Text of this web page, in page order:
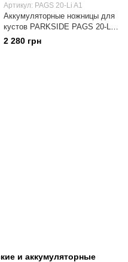
Артикул: PAGS 20-Li A1
Аккумуляторные ножницы для
кустов PARKSIDE PAGS 20-Li
A1
2 280 грн
и аккумуляторные